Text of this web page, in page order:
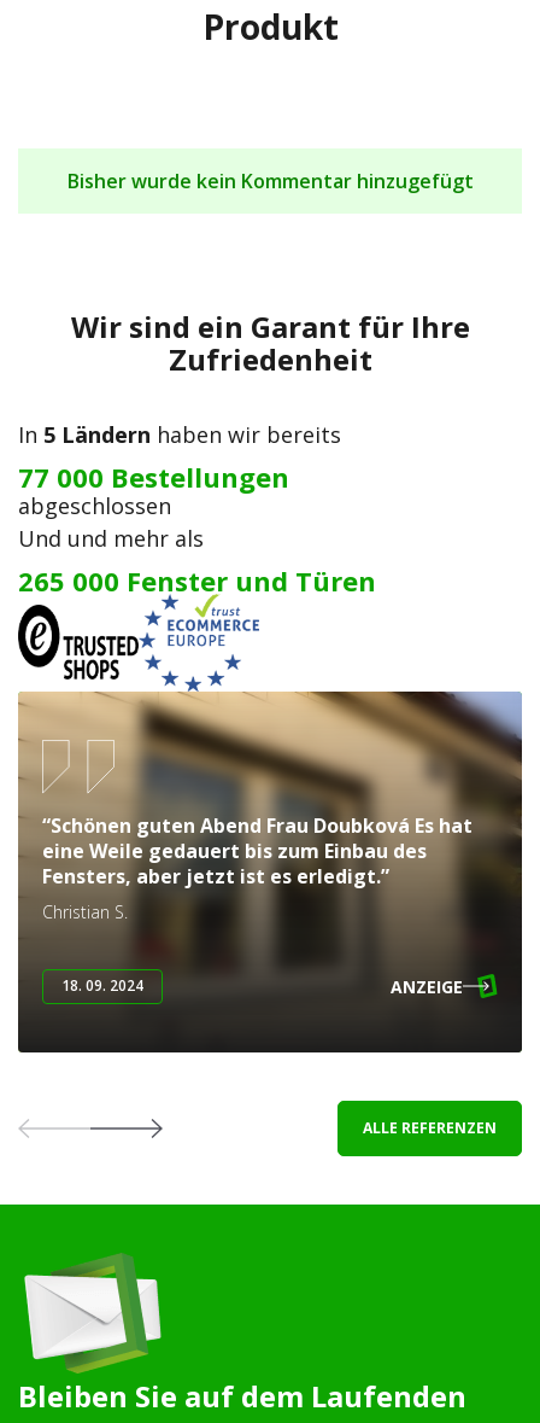
Produkt
Bisher wurde kein Kommentar hinzugefügt
Wir sind ein Garant für Ihre
Zufriedenheit
In 5 Ländern haben wir bereits
77 000 Bestellungen
abgeschlossen
Und und mehr als
265 000 Fenster und Türen
“Schönen guten Abend Frau Doubková Es hat
eine Weile gedauert bis zum Einbau des
Fensters, aber jetzt ist es erledigt.”
Christian S.
18. 09. 2024 ANZEIGE
ALLE REFERENZEN
Bleiben Sie auf dem Laufenden